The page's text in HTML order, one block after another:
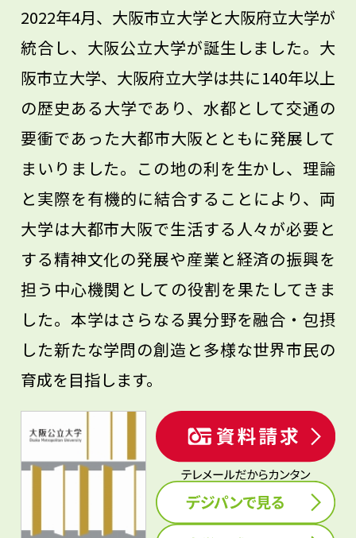
2022年4月、大阪市立大学と大阪府立大学が
統合し、大阪公立大学が誕生しました。大
阪市立大学、大阪府立大学は共に140年以上
の歴史ある大学であり、水都として交通の
要衝であった大都市大阪とともに発展して
まいりました。この地の利を生かし、理論
と実際を有機的に結合することにより、両
大学は大都市大阪で生活する人々が必要と
する精神文化の発展や産業と経済の振興を
担う中心機関としての役割を果たしてきま
した。本学はさらなる異分野を融合・包摂
した新たな学問の創造と多様な世界市民の
育成を目指します。